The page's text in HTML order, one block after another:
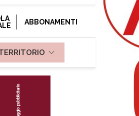
ABBONAMENTI